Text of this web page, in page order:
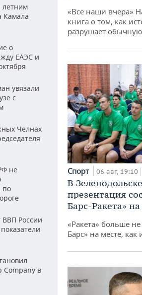
Камала
о
ЕАЭС и
увязали
с
Челнах
не
по
России
Company в
«Все наши вчера»
книга о том, как
разрушает
Спорт 06 авг, 19:10
В
презентация
Барс-Ракета»
«Ракета» больше
Барс» на месте, как